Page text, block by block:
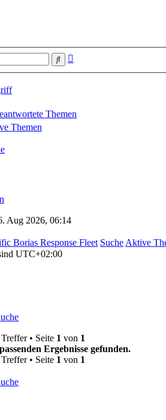
Suche
Themen
Themen
Aug 2026, 06:14
Borias Response Fleet Suche Aktive
UTC+02:00
• Seite 1 von 1
Ergebnisse gefunden.
• Seite 1 von 1